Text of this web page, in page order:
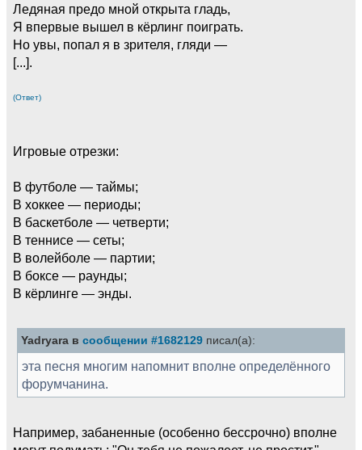
Ледяная предо мной открыта гладь,
Я впервые вышел в кёрлинг поиграть.
Но увы, попал я в зрителя, гляди —
[...].
(Ответ)
Игровые отрезки:
В футболе — таймы;
В хоккее — периоды;
В баскетболе — четверти;
В теннисе — сеты;
В волейболе — партии;
В боксе — раунды;
В кёрлинге — энды.
Yadryara в сообщении #1682129 писал(а):
эта песня многим напомнит вполне определённого
форумчанина.
Например, забаненные (особенно бессрочно) вполне